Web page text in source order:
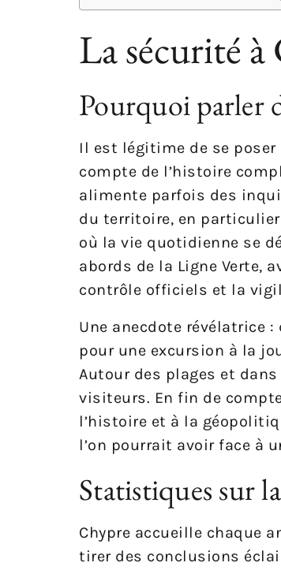
La sécurité
Pourquoi parler
Il est légitime de se
compte de l’histoire
alimente parfois des
du territoire, en
où la vie quotidienne se
abords de la Ligne Verte,
contrôle officiels et la
Une anecdote révélatrice
pour une excursion à la
Autour des plages et
visiteurs. En fin de
l’histoire et à la
l’on pourrait avoir face à
Statistiques sur
Chypre accueille chaque
tirer des conclusions